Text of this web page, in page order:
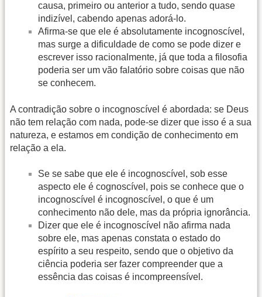
causa, primeiro ou anterior a tudo, sendo quase
indizível, cabendo apenas adorá-lo.
Afirma-se que ele é absolutamente incognoscível,
mas surge a dificuldade de como se pode dizer e
escrever isso racionalmente, já que toda a filosofia
poderia ser um vão falatório sobre coisas que não
se conhecem.
A contradição sobre o incognoscível é abordada: se Deus
não tem relação com nada, pode-se dizer que isso é a sua
natureza, e estamos em condição de conhecimento em
relação a ela.
Se se sabe que ele é incognoscível, sob esse
aspecto ele é cognoscível, pois se conhece que o
incognoscível é incognoscível, o que é um
conhecimento não dele, mas da própria ignorância.
Dizer que ele é incognoscível não afirma nada
sobre ele, mas apenas constata o estado do
espírito a seu respeito, sendo que o objetivo da
ciência poderia ser fazer compreender que a
essência das coisas é incompreensível.